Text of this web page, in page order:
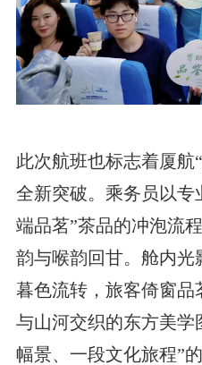
此次航班也标志着厦航
全新突破。乘务员以专
端品茗”茶品的冲泡流
韵与喉韵回甘。舱内
暮色流转，旅客倚窗
与山河交织的东方美学
幅景、一段文化旅程”